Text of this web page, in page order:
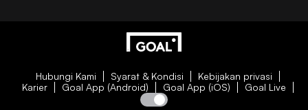
Hubungi Kami Syarat & Kondisi
Kebijakan privasi
Karier
Goal App (Android) Goal App (iOS) Goal Live